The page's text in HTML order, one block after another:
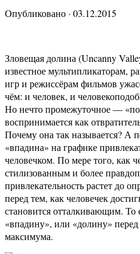
Опубликовано · 03.12.2015
Зловещая долина (Uncanny
известное мультипликаторам,
игр и режиссёрам фильмов
чём: и человек, и
Но нечто промежуточное —
воспринимается как
Почему она так называется? А
«впадина» на графике
человечком. По мере того, как
стилизованным и более
привлекательность растет до
перед тем, как человечек
становится отталкивающим. То
«впадину», или «долину»
максимума.